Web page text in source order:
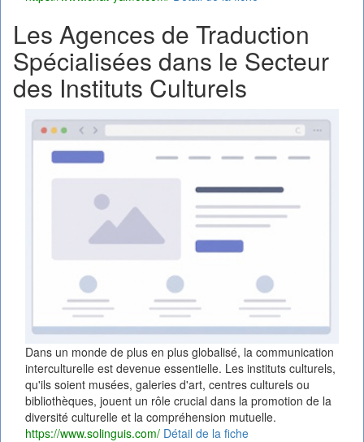
Les Agences de Traduction
Spécialisées dans le Secteur
des Instituts Culturels
Dans un monde de plus en plus globalisé, la communication
interculturelle est devenue essentielle. Les instituts culturels,
qu'ils soient musées, galeries d'art, centres culturels ou
bibliothèques, jouent un rôle crucial dans la promotion de la
diversité culturelle et la compréhension mutuelle.
https://www.solinguis.com/ Détail de la fiche